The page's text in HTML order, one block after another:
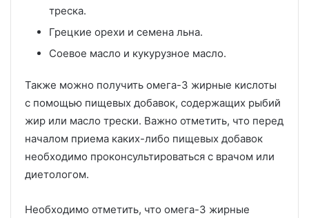
треска.
Грецкие орехи и семена льна.
Соевое масло и кукурузное масло.
Также можно получить омега-3 жирные кислоты
с помощью пищевых добавок, содержащих рыбий
жир или масло трески. Важно отметить, что перед
началом приема каких-либо пищевых добавок
необходимо проконсультироваться с врачом или
диетологом.
Необходимо отметить, что омега-3 жирные